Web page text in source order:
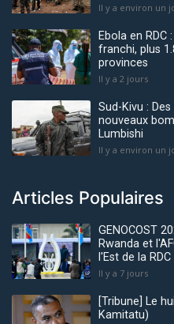
Il y a environ un
Ebola en
franchi, plus
provinces
Il y a 2 jours
Sud-Kivu :
nouveaux
Lumbishi
Il y a environ un
Articles Populaires
GENOCOST
Rwanda et
l'Est de la RDC
Il y a 7 jours
[Tribune] Le
Kamitatu)